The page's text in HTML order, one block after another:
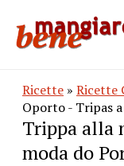
Ricette » Ricette
Oporto - Tripas
Trippa alla
moda do